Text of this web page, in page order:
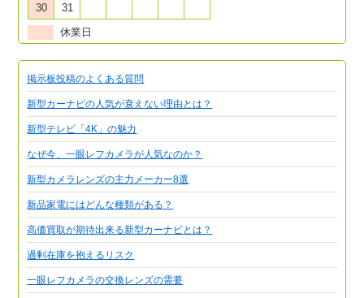
30
31
休業日
掲示板投稿のよくある質問
新型カーナビの人気が衰えない理由とは？
新型テレビ「4K」の魅力
なぜ今、一眼レフカメラが人気なのか？
新型カメラレンズの主力メーカー8選
新品家電にはどんな種類がある？
高価買取が期待出来る新型カーナビとは？
過剰在庫を抱えるリスク
一眼レフカメラの交換レンズの需要